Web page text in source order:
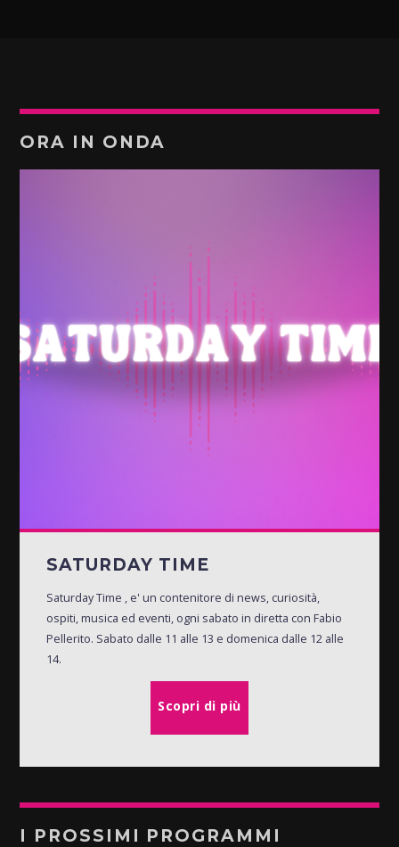
ORA IN ONDA
SATURDAY TIME
Saturday Time , e' un contenitore di news, curiosità,
ospiti, musica ed eventi, ogni sabato in diretta con Fabio
Pellerito. Sabato dalle 11 alle 13 e domenica dalle 12 alle
14.
Scopri di più
I PROSSIMI PROGRAMMI